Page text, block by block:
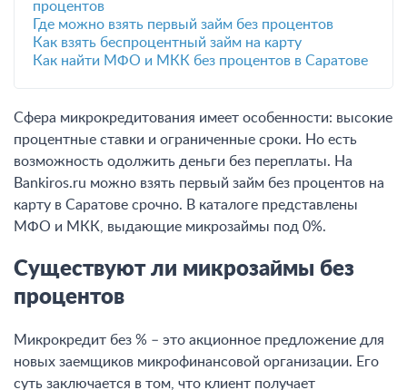
процентов
Где можно взять первый займ без процентов
Как взять беспроцентный займ на карту
Как найти МФО и МКК без процентов в Саратове
Сфера микрокредитования имеет особенности: высокие
процентные ставки и ограниченные сроки. Но есть
возможность одолжить деньги без переплаты. На
Bankiros.ru можно взять первый займ без процентов на
карту в Саратове срочно. В каталоге представлены
МФО и МКК, выдающие микрозаймы под 0%.
Существуют ли микрозаймы без
процентов
Микрокредит без % – это акционное предложение для
новых заемщиков микрофинансовой организации. Его
суть заключается в том, что клиент получает